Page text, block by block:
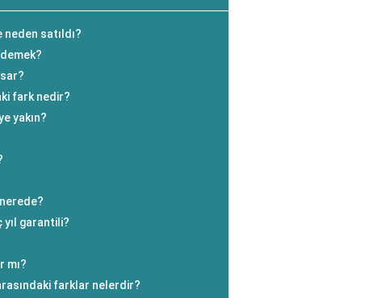
neden satıldı?
fark nedir?
yakın?
garantili?
mı?
farklar nelerdir?